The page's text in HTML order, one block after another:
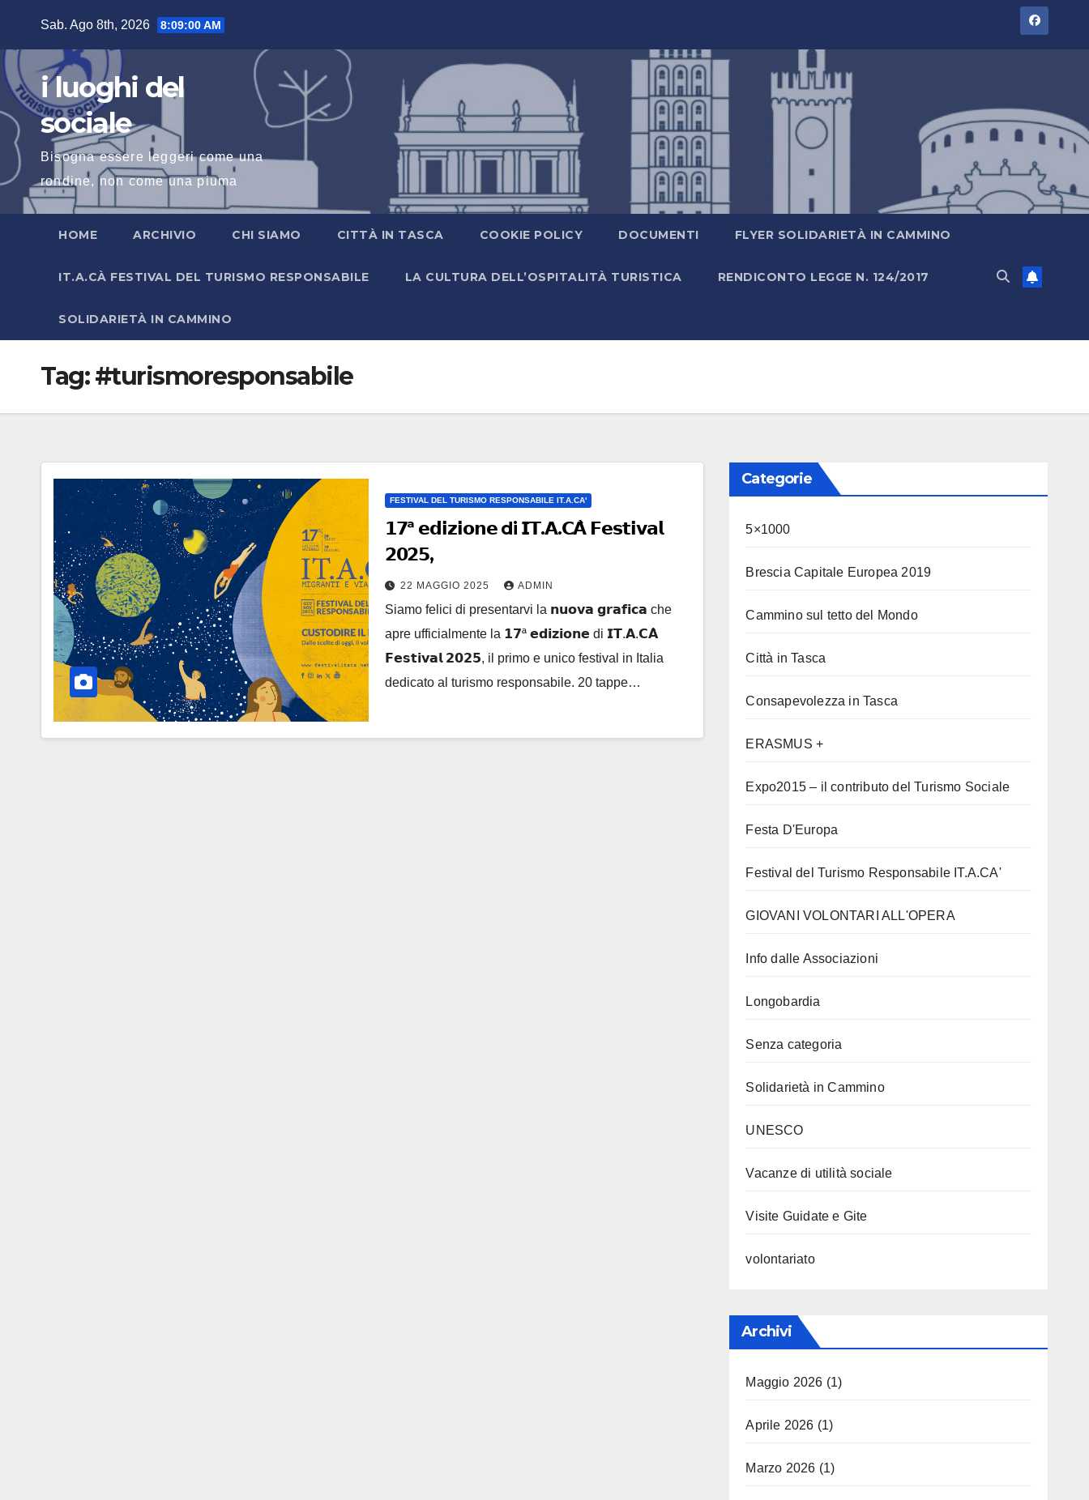
contenuto
Sab. Ago 8th, 2026 8:09:01 AM
i luoghi del
sociale
Bisogna essere leggeri come una
rondine, non come una piuma
HOME ARCHIVIO CHI SIAMO CITTÀ IN TASCA COOKIE POLICY DOCUMENTI FLYER SOLIDARIETÀ IN CAMMINO
IT.A.CÀ FESTIVAL DEL TURISMO RESPONSABILE LA CULTURA DELL’OSPITALITÀ TURISTICA RENDICONTO LEGGE N. 124/2017
SOLIDARIETÀ IN CAMMINO
Tag:#turismoresponsabile
FESTIVAL DEL TURISMO RESPONSABILE IT.A.CA'
𝟭𝟳ª 𝗲𝗱𝗶𝘇𝗶𝗼𝗻𝗲 di 𝗜𝗧.𝗔.𝗖𝗔̀ 𝗙𝗲𝘀𝘁𝗶𝘃𝗮𝗹
𝟮𝟬𝟮𝟱,
22 MAGGIO 2025 ADMIN
Siamo felici di presentarvi la 𝗻𝘂𝗼𝘃𝗮 𝗴𝗿𝗮𝗳𝗶𝗰𝗮 che
apre ufficialmente la 𝟭𝟳ª 𝗲𝗱𝗶𝘇𝗶𝗼𝗻𝗲 di 𝗜𝗧.𝗔.𝗖𝗔̀
𝗙𝗲𝘀𝘁𝗶𝘃𝗮𝗹 𝟮𝟬𝟮𝟱, il primo e unico festival in Italia
dedicato al turismo responsabile. 20 tappe…
Categorie
5×1000
Brescia Capitale Europea 2019
Cammino sul tetto del Mondo
Città in Tasca
Consapevolezza in Tasca
ERASMUS +
Expo2015 – il contributo del Turismo Sociale
Festa D'Europa
Festival del Turismo Responsabile IT.A.CA'
GIOVANI VOLONTARI ALL'OPERA
Info dalle Associazioni
Longobardia
Senza categoria
Solidarietà in Cammino
UNESCO
Vacanze di utilità sociale
Visite Guidate e Gite
volontariato
Archivi
Maggio 2026 (1)
Aprile 2026 (1)
Marzo 2026 (1)